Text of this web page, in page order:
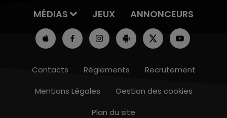
10h00 - 14h00
MÉDIAS
JEUX ANNONCEURS
Contacts Règlements
Recrutement
Mentions Légales
Gestion des cookies
Plan du site